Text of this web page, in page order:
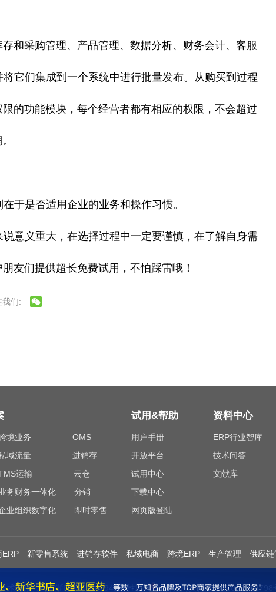
和采购管理、产品管理、数据分析、财务会计、客服
它们集成到一个系统中进行批量发布。从购买到过程
的功能模块，每个经营者都有相应的权限，不会超过
于是否适用企业的业务和操作习惯。
意义重大，在选择过程中一定要谨慎，在了解自身需
友们提供超长免费试用，不怕踩雷哦！
我们:
境业务
OMS
域流量
进销存
运输
云仓
务财务一体化
分销
业组织数字化 即时零售
试用&帮助
用户手册
开放平台
试用中心
下载中心
网页版登陆
资料中心
ERP行业智库
技术问答
文献库
ERP 新零售系统 进销存软件 私域电商 跨境ERP 生产管理 供应链
技术有限公司浙ICP备18019426号-1 浙公网安备 33011002014798号